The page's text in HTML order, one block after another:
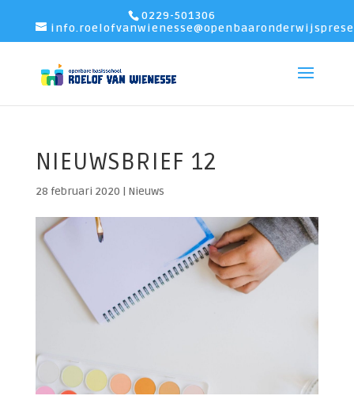
0229-501306
NIEUWSBRIEF 12
28 februari 2020 | Nieuws